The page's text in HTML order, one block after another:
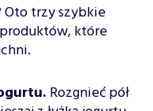
Oto trzy szybkie
które
Rozgnieć pół